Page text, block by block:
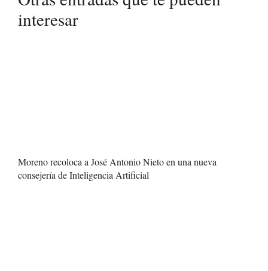
interesar
Moreno recoloca a José Antonio Nieto en una nueva
consejería de Inteligencia Artificial